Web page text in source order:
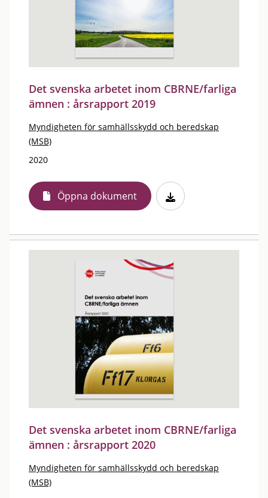
Det svenska arbetet inom CBRNE/farliga
ämnen : årsrapport 2019
Myndigheten för samhällsskydd och beredskap
(MSB)
2020
Öppna dokument
Det svenska arbetet inom CBRNE/farliga
ämnen : årsrapport 2020
Myndigheten för samhällsskydd och beredskap
(MSB)